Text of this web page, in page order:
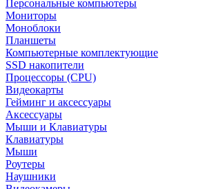
Персональные компьютеры
Мониторы
Моноблоки
Планшеты
Компьютерные комплектующие
SSD накопители
Процессоры (CPU)
Видеокарты
Гейминг и аксессуары
Аксессуары
Мыши и Клавиатуры
Клавиатуры
Мыши
Роутеры
Наушники